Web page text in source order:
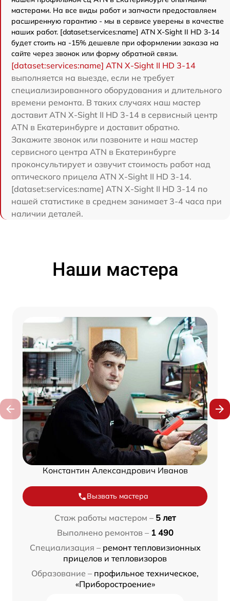
мастерами. На все виды работ и запчасти предоставляем
расширенную гарантию - мы в сервисе уверены в качестве
наших работ. [dataset:services:name] ATN X-Sight II HD 3-14
будет стоить на -15% дешевле при оформлении заказа на
сайте через звонок или форму обратной связи.
[dataset:services:name] ATN X-Sight II HD 3-14
выполняется на выезде, если не требует
специализированного оборудования и длительного
времени ремонта. В таких случаях наш мастер
доставит ATN X-Sight II HD 3-14 в сервисный центр
ATN в Екатеринбурге и доставит обратно.
Закажите звонок или позвоните и наш мастер
сервисного центра ATN в Екатеринбурге
проконсультирует и озвучит стоимость работ над
оптического прицела ATN X-Sight II HD 3-14.
[dataset:services:name] ATN X-Sight II HD 3-14 по
нашей статистике в среднем занимает 3-4 часа при
наличии деталей.
Наши мастера
Константин Александрович Иванов
Вызвать мастера
Стаж работы мастером – 5 лет
Выполнено ремонтов – 1 490
Специализация – ремонт тепловизионных
прицелов и тепловизоров
Образование – профильное техническое,
«Приборостроение»